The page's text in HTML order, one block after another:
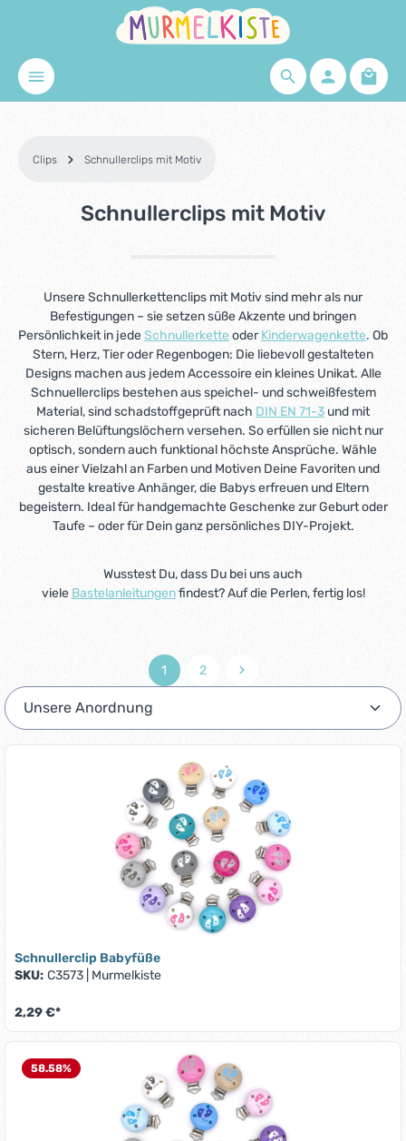
Zum Hauptinhalt springen
Clips Schnullerclips mit Motiv
Schnullerclips mit Motiv
Unsere Schnullerkettenclips mit Motiv sind mehr als nur
Befestigungen – sie setzen süße Akzente und bringen
Persönlichkeit in jedeSchnullerkette oderKinderwagenkette. Ob
Stern, Herz, Tier oder Regenbogen: Die liebevoll gestalteten
Designs machen aus jedem Accessoire ein kleines Unikat. Alle
Schnuellerclips bestehen aus speichel- und schweißfestem
Material, sind schadstoffgeprüft nach DIN EN 71-3 und mit
sicheren Belüftungslöchern versehen. So erfüllen sie nicht nur
optisch, sondern auch funktional höchste Ansprüche. Wähle
aus einer Vielzahl an Farben und Motiven Deine Favoriten und
gestalte kreative Anhänger, die Babys erfreuen und Eltern
begeistern. Ideal für handgemachte Geschenke zur Geburt oder
Taufe – oder für Dein ganz persönliches DIY-Projekt.
Wusstest Du, dass Du bei uns auch
viele Bastelanleitungenfindest? Auf die Perlen, fertig los!
Seite
1
Seite
2
Schnullerclip Babyfüße
SKU: C3573 Murmelkiste
2,29 €*
58.58%